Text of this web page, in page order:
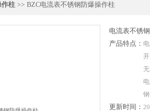
作柱 >> BZC电流表不锈钢防爆操作柱
电流表不锈
产品特点：
更新时间：